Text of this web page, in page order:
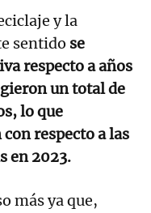
y la
sentido se
respecto a años
un total de
lo que
respecto a las
en 2023.
más ya que,